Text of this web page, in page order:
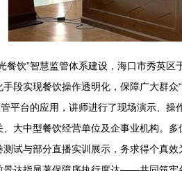
餐饮”智慧监管体系建设，海口市秀英
段实现餐饮操作透明化，保障广大群
平台的应用，讲师进行了现场演示、
大中型餐饮经营单位及企事业机构。
试与部分直播实训展示，务求得个真